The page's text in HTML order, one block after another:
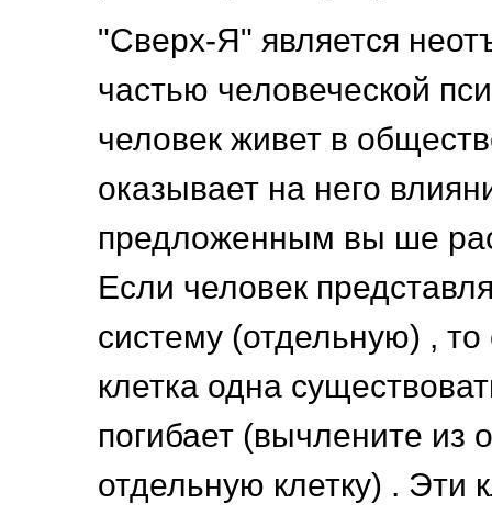
"Сверх-Я" является
частью человеческой
человек живет в
оказывает на него
предложенным вы ше
Если человек
систему (отдельную) , то
клетка одна
погибает (вычлените из
отдельную клетку) . Эти